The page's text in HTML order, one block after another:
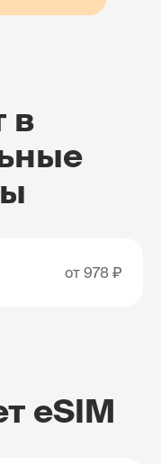
в
от 978 ₽
eSIM